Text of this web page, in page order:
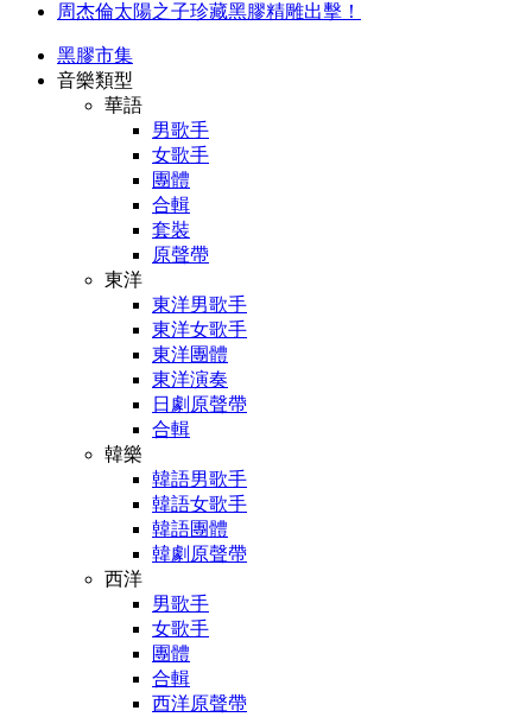
周杰倫太陽之子珍藏黑膠精雕出擊！
黑膠市集
音樂類型
華語
男歌手
女歌手
團體
合輯
套裝
原聲帶
東洋
東洋男歌手
東洋女歌手
東洋團體
東洋演奏
日劇原聲帶
合輯
韓樂
韓語男歌手
韓語女歌手
韓語團體
韓劇原聲帶
西洋
男歌手
女歌手
團體
合輯
西洋原聲帶